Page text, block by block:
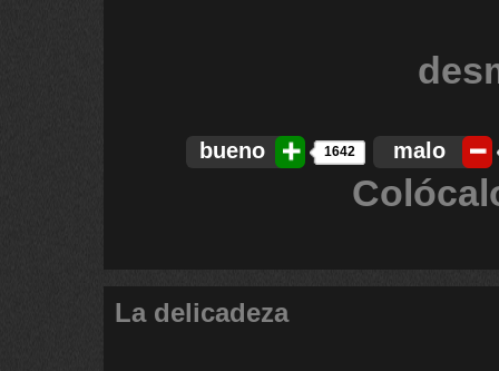
bueno 1642 malo
La delicadeza